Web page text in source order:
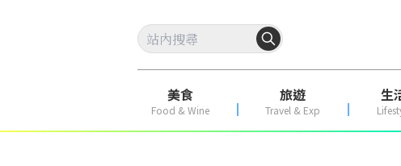
美食
Food & Wine
旅遊
Travel & Exp
生